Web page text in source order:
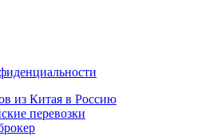
из Китая в Россию
перевозки